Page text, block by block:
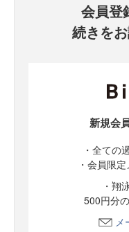
会員登
続きを
新規会
・全ての
・会員限
・翔
500円分
メ